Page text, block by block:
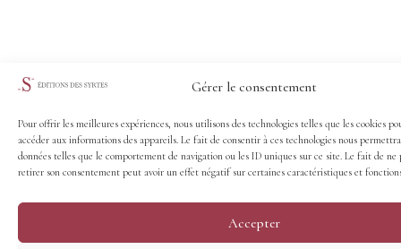
Gérer le consentement
Pour offrir les meilleures expériences, nous utilisons des technologies telles que les cookies
accéder aux informations des appareils. Le fait de consentir à ces technologies nous
données telles que le comportement de navigation ou les ID uniques sur ce site. Le fait de ne
retirer son consentement peut avoir un effet négatif sur certaines caractéristiques et
Accepter